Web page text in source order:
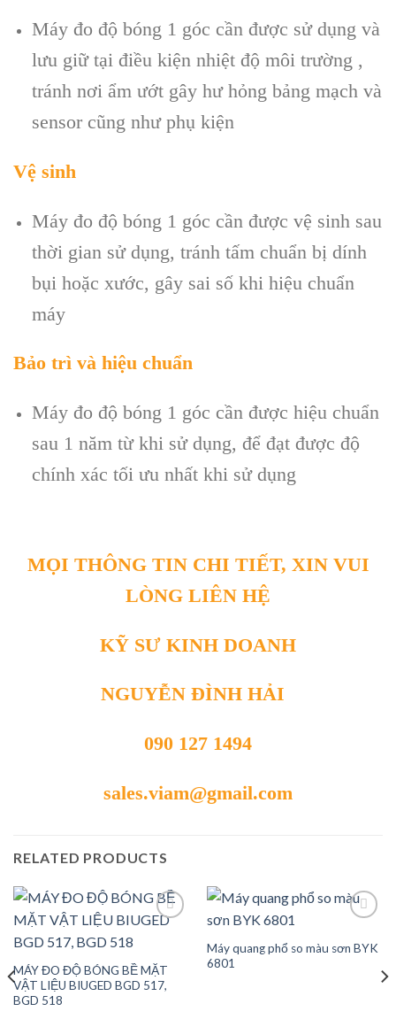
Máy đo độ bóng 1 góc cần được sử dụng và
lưu giữ tại điều kiện nhiệt độ môi trường ,
tránh nơi ẩm ướt gây hư hỏng bảng mạch và
sensor cũng như phụ kiện
Vệ sinh
Máy đo độ bóng 1 góc cần được vệ sinh sau
thời gian sử dụng, tránh tấm chuẩn bị dính
bụi hoặc xước, gây sai số khi hiệu chuẩn
máy
Bảo trì và hiệu chuẩn
Máy đo độ bóng 1 góc cần được hiệu chuẩn
sau 1 năm từ khi sử dụng, để đạt được độ
chính xác tối ưu nhất khi sử dụng
MỌI THÔNG TIN CHI TIẾT, XIN VUI
LÒNG LIÊN HỆ
KỸ SƯ KINH DOANH
NGUYỄN ĐÌNH HẢI
090 127 1494
sales.viam@gmail.com
RELATED PRODUCTS
Add to
wishlist
MÁY ĐO ĐỘ BÓNG BỀ MẶT
VẬT LIỆU BIUGED BGD 517,
BGD 518
Máy quang phổ so màu sơn BYK
6801